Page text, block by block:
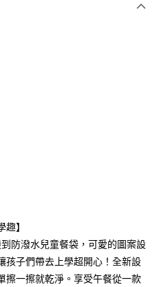
大用戶可立即使用無須另外申請。
單成立後會自動跳轉到大哥付的交易
期數、繳款截止日，確認付款後即完
付款」的支付方式。 讓您購物簡單
趣】
防潑水兒童餐袋，可愛的圖案設
孩子們帶去上學超開心！全新設
擦一擦就乾淨。享受午餐從一款